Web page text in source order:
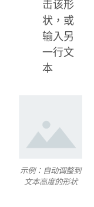
击该形
状，或
输入另
一行文
本
示例：自动调整到
文本高度的形状